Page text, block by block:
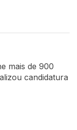
mais de 900
candidatura